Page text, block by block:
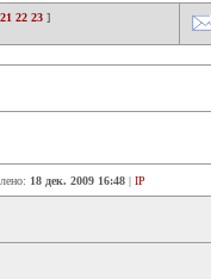
21 22 23 ]
18 дек. 2009 16:48 | IP